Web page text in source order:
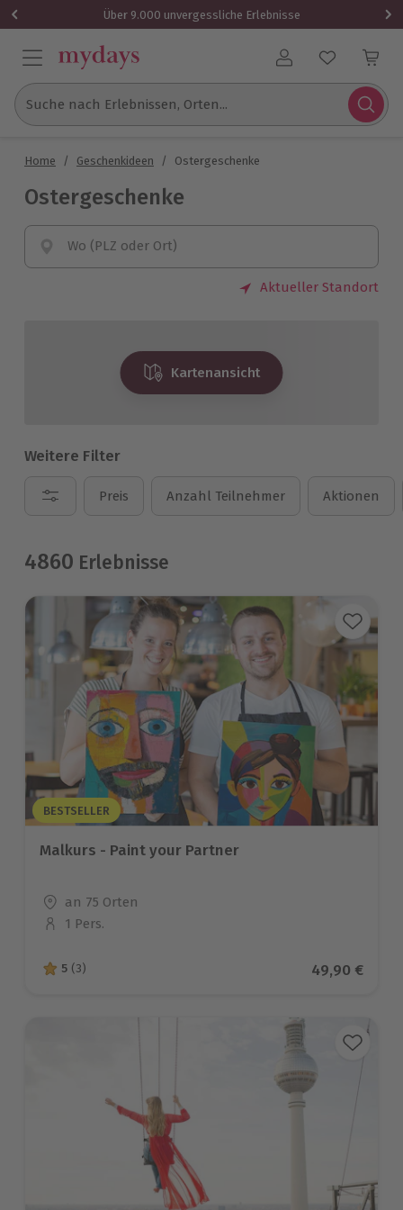
Über 9.000 unvergessliche Erlebnisse
Benutzerkonto
Suche nach Erlebnissen, Orten...
Home / Geschenkideen / Ostergeschenke
Ostergeschenke
Wo (PLZ oder Ort)
Aktueller Standort
Kartenansicht
Weitere Filter
Preis Anzahl Teilnehmer Aktionen
4860 Erlebnisse
BESTSELLER
Malkurs - Paint your Partner
Standort
an 75 Orten
Anzahl der Teilnehmer
1 Pers.
5 von 5 Sternen basierend auf 3 Bewertungen
5 (3) Aktueller
49,90 €